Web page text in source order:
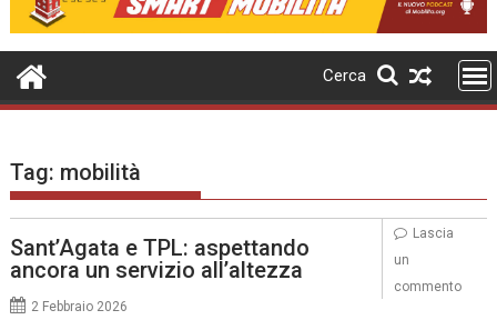
Cerca
Tag: mobilità
Sant’Agata e TPL: aspettando
ancora un servizio all’altezza
2 Febbraio 2026
Lascia
un
commento